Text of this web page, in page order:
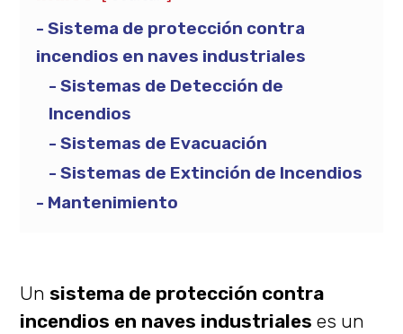
Sistema de protección contra
incendios en naves industriales
Sistemas de Detección de
Incendios
Sistemas de Evacuación
Sistemas de Extinción de Incendios
Mantenimiento
Unsistema de protección contra
incendios en naves industriales es un